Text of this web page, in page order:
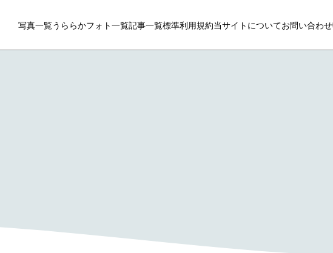
写真一覧うららかフォト一覧記事一覧標準利用規約当サイトについてお問い合わせ